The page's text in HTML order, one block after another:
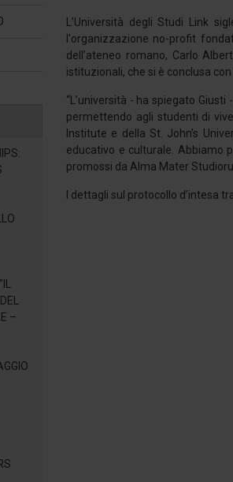
–
L’Università degli Studi Link
l'organizzazione no-profit
dell’ateneo romano, Carlo
istituzionali, che si è conclusa
“L’università - ha spiegato
permettendo agli studenti di
Institute e della St. John’s
educativo e culturale. Abbiamo
promossi da Alma Mater
I dettagli sul protocollo d’intesa